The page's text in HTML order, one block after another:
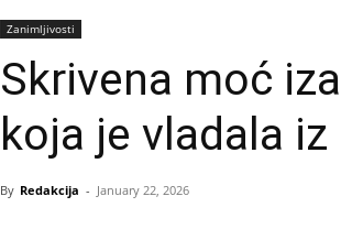
Zanimljivosti
Skrivena moć
koja je vladala
By Redakcija - January 22, 2026